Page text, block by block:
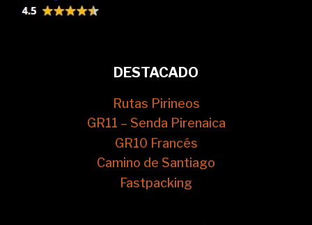
DESTACADO
Rutas Pirineos
GR11 – Senda Pirenaica
GR10 Francés
Camino de Santiago
Fastpacking